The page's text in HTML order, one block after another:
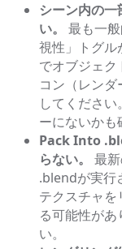
シーン内の
い。
最も一
視性」トグル
でオブジェク
コン（レン
してくださ
ーにないかも
Pack Into
らない。
最
.blendが実行
テクスチャ
る可能性が
い。